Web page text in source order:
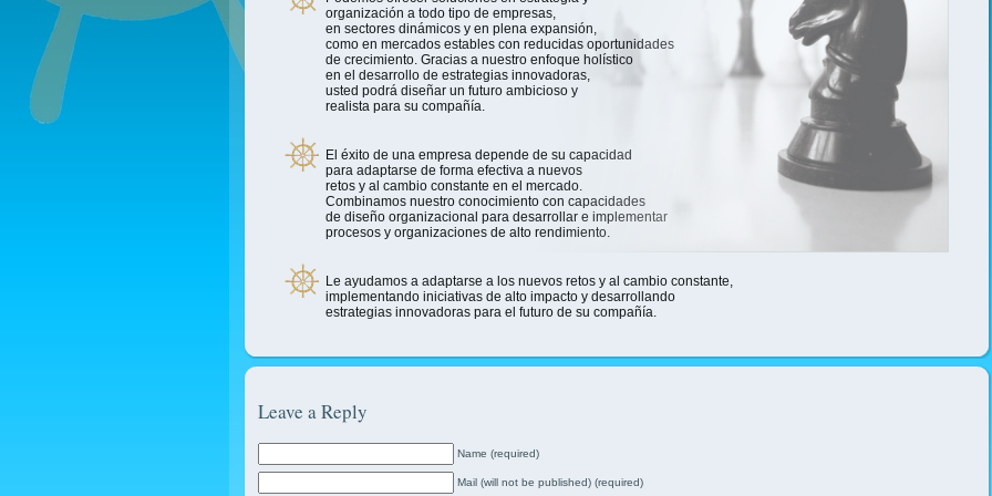
organización a todo tipo de empresas,
en sectores dinámicos y en plena expansión,
como en mercados estables con reducidas oportunidades
de crecimiento. Gracias a nuestro enfoque holístico
en el desarrollo de estrategias innovadoras,
usted podrá diseñar un futuro ambicioso y
realista para su compañía.
El éxito de una empresa depende de su capacidad
para adaptarse de forma efectiva a nuevos
retos y al cambio constante en el mercado.
Combinamos nuestro conocimiento con capacidades
de diseño organizacional para desarrollar e implementar
procesos y organizaciones de alto rendimiento.
Le ayudamos a adaptarse a los nuevos retos y al cambio constante,
implementando iniciativas de alto impacto y desarrollando
estrategias innovadoras para el futuro de su compañía.
Leave a Reply
Name (required)
Mail (will not be published) (required)